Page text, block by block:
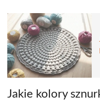
Jakie kolory